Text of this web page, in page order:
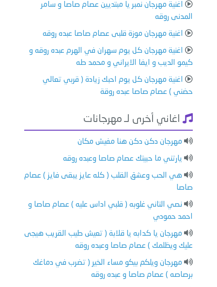
اغنية مهرجان نمبر يا مبتديين عصام صاصا و سامر
المدنى روقه
اغنية مهرجان موزة قلبى عصام صاصا عبده روقه
اغنية مهرجان كل يوم سهران في الهرم عبده روقه و
كيمو الديب و ايفا الايراني و محمد طه
اغنية مهرجان كل يوم احبك زيادة ( قربي تعالي
حضني ) عصام صاصا عبده روقة
اغاني أخرى لـ مهرجانات
مهرجان دكن دكن هنا مفيش مكان
يارتني ما حبيتك عصام صاصا وعبده روقه
هي الحب وعشق القلب ( كله عايز يبقى فايز ) عصام
صاصا
نصي التاني غلوبه ( قلبي اداس عليه ) عصام صاصا و
احمد حمودي
مهرجان يا كدابه يا قلابة ( تعيش طيب القريب هيجى
عليك ويظلمك ) عصام صاصا وعبده روقه
مهرجان ويلكم بيكو مساء الخير ( تضرب في دماغك
برصاصه ) عصام صاصا و عبده روقه